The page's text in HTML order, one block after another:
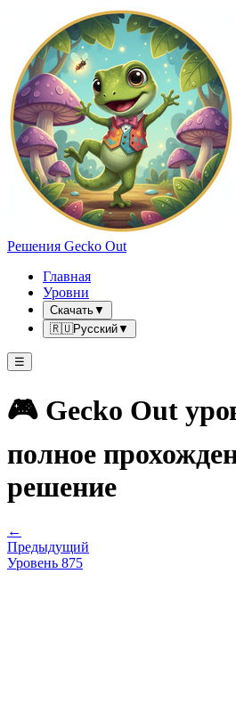
Решения Gecko Out
Главная
Уровни
Скачать▼
🇷🇺Русский▼
☰
🎮 Gecko Out
полное
решение
←
Предыдущий
Уровень 875